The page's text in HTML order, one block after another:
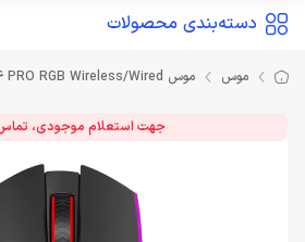
دسته‌بندی محصولات
موس موس Redragon AXE M814 PRO RGB Wireless/Wired
جهت استعلام موجودی،